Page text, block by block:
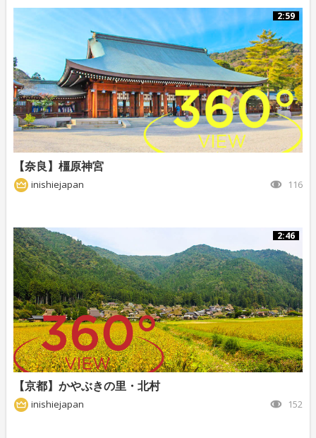
2:59
【奈良】橿原神宮
inishiejapan 116
2:46
【京都】かやぶきの里・北村
inishiejapan 152